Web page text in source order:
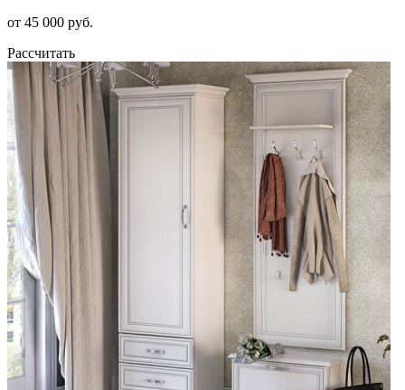
от 45 000 руб.
Рассчитать